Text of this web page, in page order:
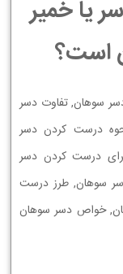
یا خمیر
است؟
سوهان, تفاوت دسر
درست کردن دسر
درست کردن دسر
سوهان, طرز درست
خواص دسر سوهان